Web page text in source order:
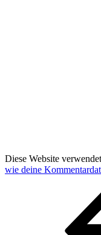
Diese Website
wie deine